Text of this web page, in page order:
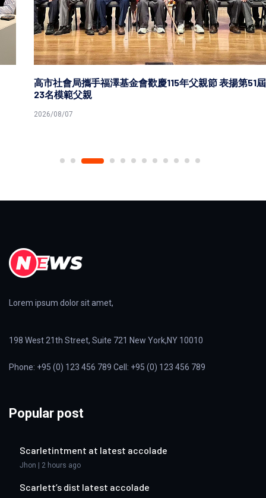
高市社會局攜手福澤基金會歡慶115年父親節 表揚第51屆
23名模範父親
2026/08/07
Lorem ipsum dolor sit amet,
198 West 21th Street, Suite 721 New York,NY 10010
Phone: +95 (0) 123 456 789 Cell: +95 (0) 123 456 789
Popular post
Scarletintment at latest accolade
Jhon | 2 hours ago
Scarlett’s dist latest accolade